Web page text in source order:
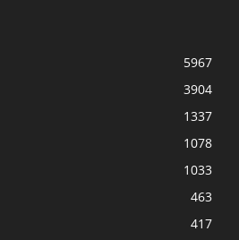
5967
3904
1337
1078
1033
463
417